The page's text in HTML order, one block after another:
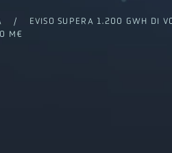
/ EVISO SUPERA 1.200 GWH DI
M€